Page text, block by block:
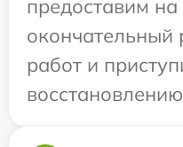
предоставим
окончательный
работ и